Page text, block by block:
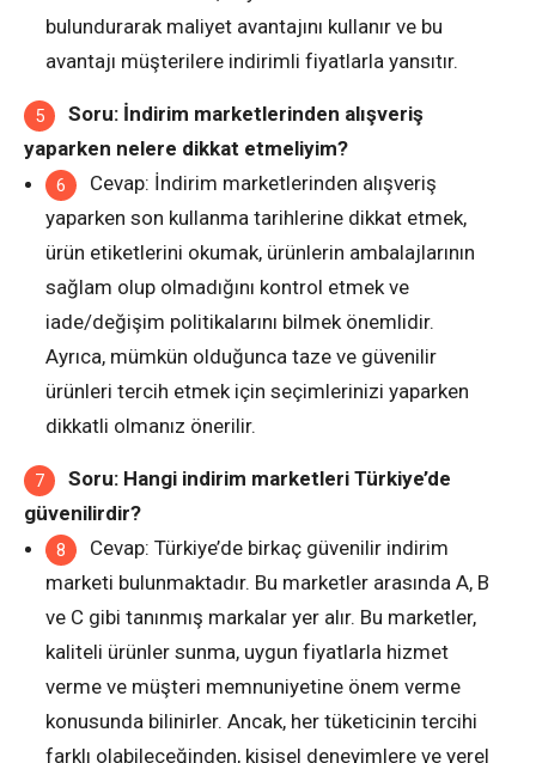
bulundurarak maliyet avantajını kullanır ve bu
avantajı müşterilere indirimli fiyatlarla yansıtır.
Soru: İndirim marketlerinden alışveriş
yaparken nelere dikkat etmeliyim?
Cevap: İndirim marketlerinden alışveriş
yaparken son kullanma tarihlerine dikkat etmek,
ürün etiketlerini okumak, ürünlerin ambalajlarının
sağlam olup olmadığını kontrol etmek ve
iade/değişim politikalarını bilmek önemlidir.
Ayrıca, mümkün olduğunca taze ve güvenilir
ürünleri tercih etmek için seçimlerinizi yaparken
dikkatli olmanız önerilir.
Soru: Hangi indirim marketleri Türkiye’de
güvenilirdir?
Cevap: Türkiye’de birkaç güvenilir indirim
marketi bulunmaktadır. Bu marketler arasında A, B
ve C gibi tanınmış markalar yer alır. Bu marketler,
kaliteli ürünler sunma, uygun fiyatlarla hizmet
verme ve müşteri memnuniyetine önem verme
konusunda bilinirler. Ancak, her tüketicinin tercihi
farklı olabileceğinden, kişisel deneyimlere ve yerel